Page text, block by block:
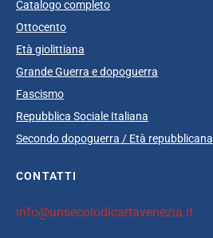
Catalogo completo
Ottocento
Età giolittiana
Grande Guerra e dopoguerra
Fascismo
Repubblica Sociale Italiana
Secondo dopoguerra / Età repubblicana
CONTATTI
info@unsecolodicartavenezia.it